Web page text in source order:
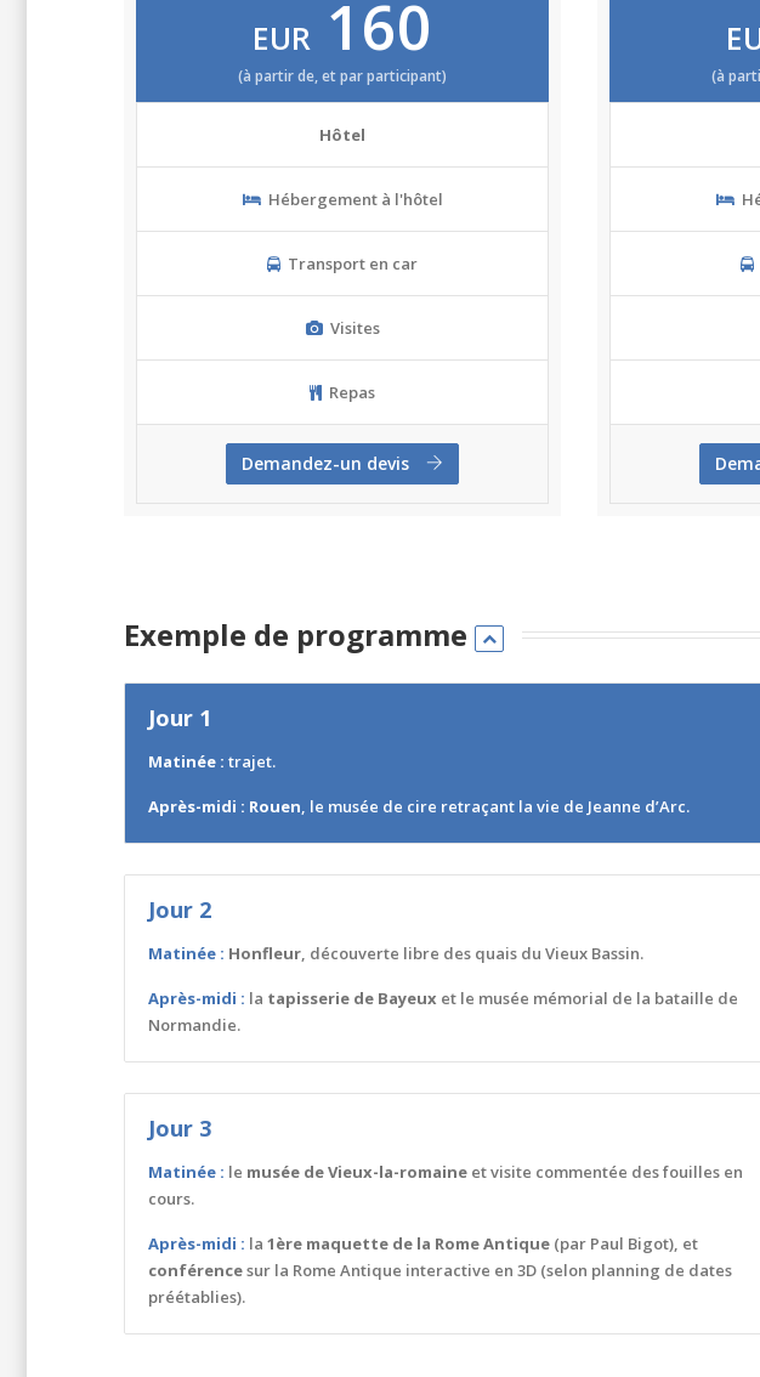
EUR 160
(à partir de, et par participant)
Hôtel
Hébergement à l'hôtel
Transport en car
Visites
Repas
Demandez-un devis
(à
Exemple de programme
Jour 1
Matinée : trajet.
Après-midi : Rouen, le musée de cire retraçant la vie de Jeanne d’Arc.
Jour 2
Matinée : Honfleur, découverte libre des quais du Vieux Bassin.
Après-midi : la tapisserie de Bayeux et le musée mémorial de la bataille de
Normandie.
Jour 3
Matinée : le musée de Vieux-la-romaine et visite commentée des fouilles en
cours.
Après-midi : la 1ère maquette de la Rome Antique (par Paul Bigot), et
conférencesur la Rome Antique interactive en 3D (selon planning de dates
préétablies).